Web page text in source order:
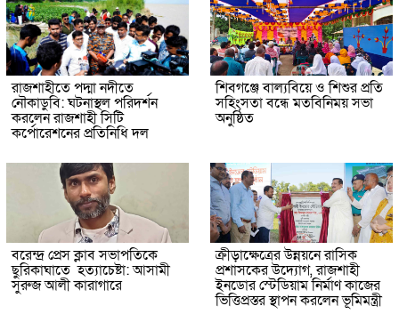
রাজশাহীতে পদ্মা নদীতে
নৌকাডুবি: ঘটনাস্থল পরিদর্শন
করলেন রাজশাহী সিটি
কর্পোরেশনের প্রতিনিধি দল
শিবগঞ্জে বাল্যবিয়ে ও শিশুর প্রতি
সহিংসতা বন্ধে মতবিনিময় সভা
অনুষ্ঠিত
বরেন্দ্র প্রেস ক্লাব সভাপতিকে
ছুরিকাঘাতে হত্যাচেষ্টা: আসামী
সুরুজ আলী কারাগারে
ক্রীড়াক্ষেত্রের উন্নয়নে রাসিক
প্রশাসকের উদ্যোগ, রাজশাহী
ইনডোর স্টেডিয়াম নির্মাণ কাজের
ভিত্তিপ্রস্তর স্থাপন করলেন ভূমিমন্ত্রী